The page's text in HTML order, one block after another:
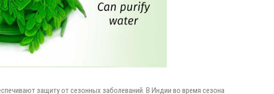
защиту от сезонных заболеваний. В Индии во время сезона